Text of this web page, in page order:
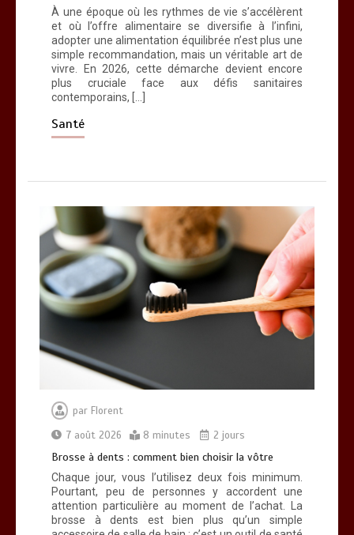
Brosse à dents : comment bien choisir
la vôtre
0 8 minutes
À une époque où les rythmes de vie s’accélèrent
et où l’offre alimentaire se diversifie à l’infini,
adopter une alimentation équilibrée n’est plus une
simple recommandation, mais un véritable art de
vivre. En 2026, cette démarche devient encore
plus cruciale face aux défis sanitaires
contemporains, […]
Santé
par Florent
7 août 2026
8 minutes 2 jours
Brosse à dents : comment bien choisir la vôtre
Chaque jour, vous l’utilisez deux fois minimum.
Pourtant, peu de personnes y accordent une
attention particulière au moment de l’achat. La
brosse à dents est bien plus qu’un simple